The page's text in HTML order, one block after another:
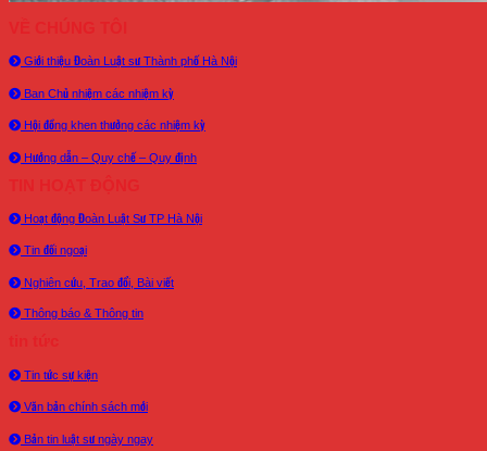
Giới thiệu Đoàn Luật sư Thành phố Hà Nội
Ban Chủ nhiệm các nhiệm kỳ
Hội đồng khen thưởng các nhiệm kỳ
Hướng dẫn – Quy chế – Quy định
Hoạt động Đoàn Luật Sư TP Hà Nội
Tin đối ngoại
Nghiên cứu, Trao đổi, Bài viết
Thông báo & Thông tin
Tin tức sự kiện
Văn bản chính sách mới
Bản tin luật sư ngày ngay